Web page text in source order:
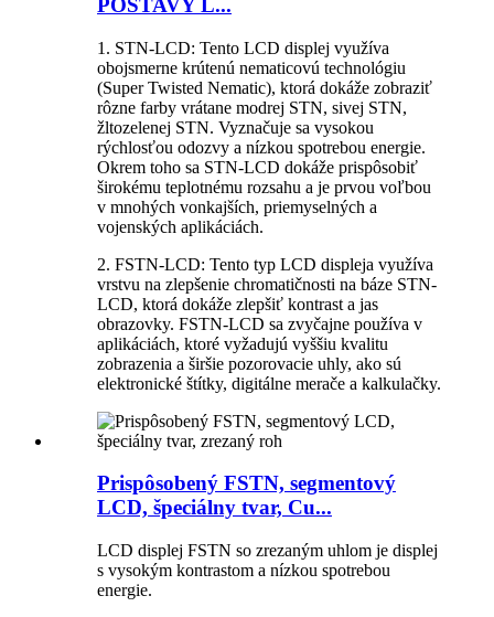
POSTAVY L...
1. STN-LCD: Tento LCD displej využíva
obojsmerne krútenú nematicovú technológiu
(Super Twisted Nematic), ktorá dokáže zobraziť
rôzne farby vrátane modrej STN, sivej STN,
žltozelenej STN. Vyznačuje sa vysokou
rýchlosťou odozvy a nízkou spotrebou energie.
Okrem toho sa STN-LCD dokáže prispôsobiť
širokému teplotnému rozsahu a je prvou voľbou
v mnohých vonkajších, priemyselných a
vojenských aplikáciách.
2. FSTN-LCD: Tento typ LCD displeja využíva
vrstvu na zlepšenie chromatičnosti na báze STN-
LCD, ktorá dokáže zlepšiť kontrast a jas
obrazovky. FSTN-LCD sa zvyčajne používa v
aplikáciách, ktoré vyžadujú vyššiu kvalitu
zobrazenia a širšie pozorovacie uhly, ako sú
elektronické štítky, digitálne merače a kalkulačky.
Prispôsobený FSTN, segmentový
LCD, špeciálny tvar, Cu...
LCD displej FSTN so zrezaným uhlom je displej
s vysokým kontrastom a nízkou spotrebou
energie.